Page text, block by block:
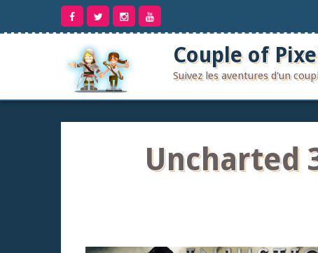
contenu
Couple of
Suivez les aventures d'un
Uncharted